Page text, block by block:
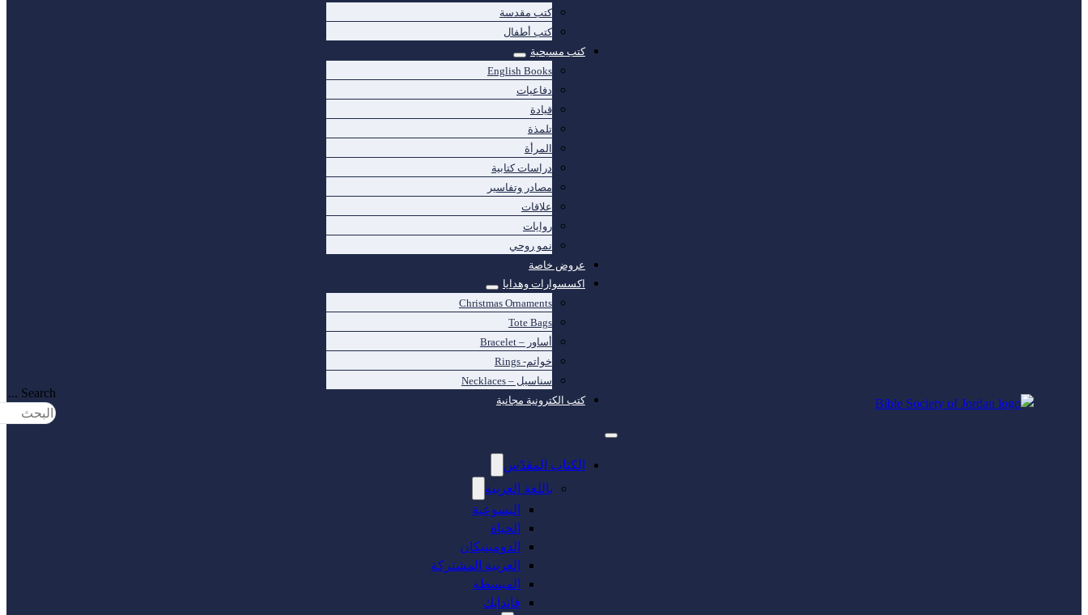
كتب مقدسة
كتب أطفال
كتب مسيحية
English Books
دفاعيات
قيادة
تلمذة
المرأة
دراسات كتابية
مصادر وتفاسير
علاقات
روايات
نمو روحي
عروض خاصة
اكسسوارات وهدايا
Christmas Ornaments
Tote Bags
أساور – Bracelet
خواتم- Rings
سناسيل – Necklaces
كتب الكترونية مجانية
الكتاب المقدّس
باللغة العربية
اليسوعية
الحياة
الدومينيكان
العربية المشتركة
المبسطة
فاندايك
Search ...